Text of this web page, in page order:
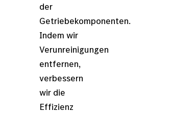
der
Getriebekomponenten.
Indem wir
Verunreinigungen
entfernen,
verbessern
wir die
Effizienz